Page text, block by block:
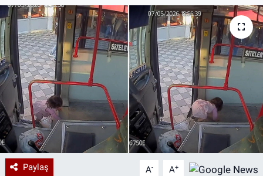
Paylaş A- A+
Kadın
Erişim Bilgileri
Sağlık
Teknoloji
Ramazan